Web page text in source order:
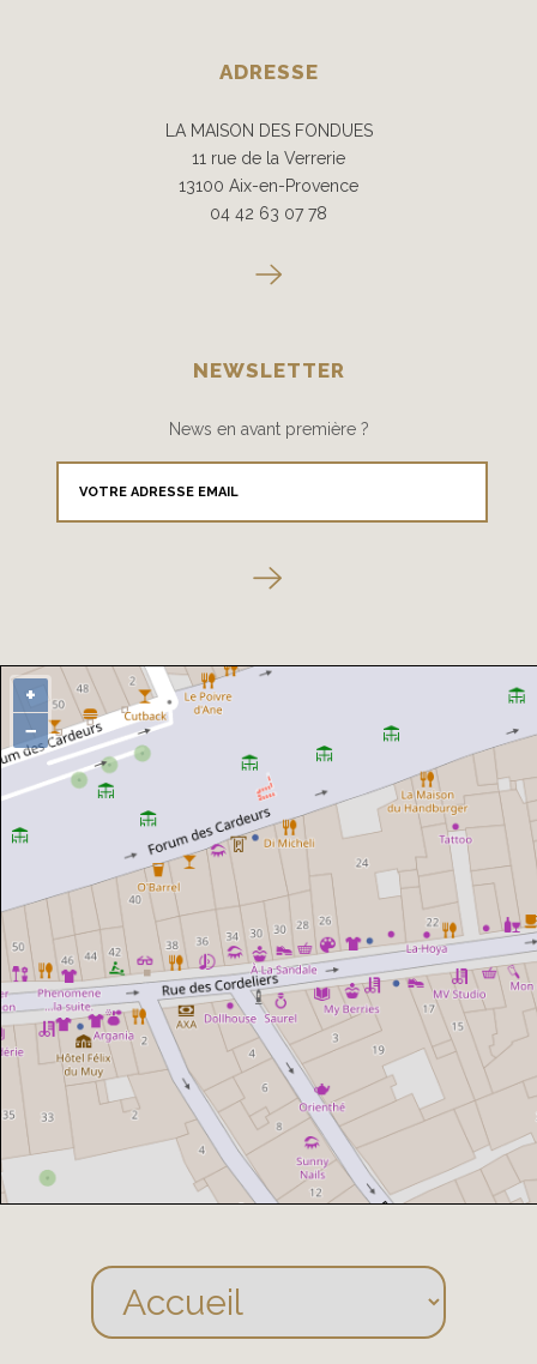
ADRESSE
LA MAISON DES FONDUES
11 rue de la Verrerie
13100 Aix-en-Provence
04 42 63 07 78
NEWSLETTER
News en avant première ?
+
−